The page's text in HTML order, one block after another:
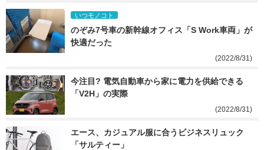
いつモノコト
のぞみ7号車の新幹線オフィス「S Work車両」が
快適だった
(2022/8/31)
今注目? 電気自動車から家に電力を供給できる
「V2H」の実際
(2022/8/31)
エース、カジュアル服に合うビジネスリュック
「サルティー」